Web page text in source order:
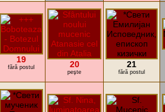
19
fără postul 20
peşte
21
fără postul